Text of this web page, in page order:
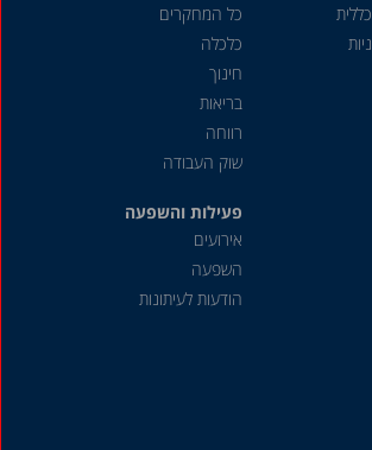
כל המחקרים
כלכלה
חינוך
בריאות
רווחה
שוק העבודה
פעילות והשפעה
אירועים
השפעה
הודעות לעיתונות